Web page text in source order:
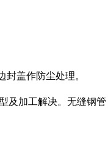
盖作防尘处理。
及加工解决。无缝钢管